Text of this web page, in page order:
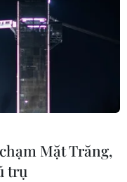
thứ Hai cũng tăng
Mặt Trăng,
trụ